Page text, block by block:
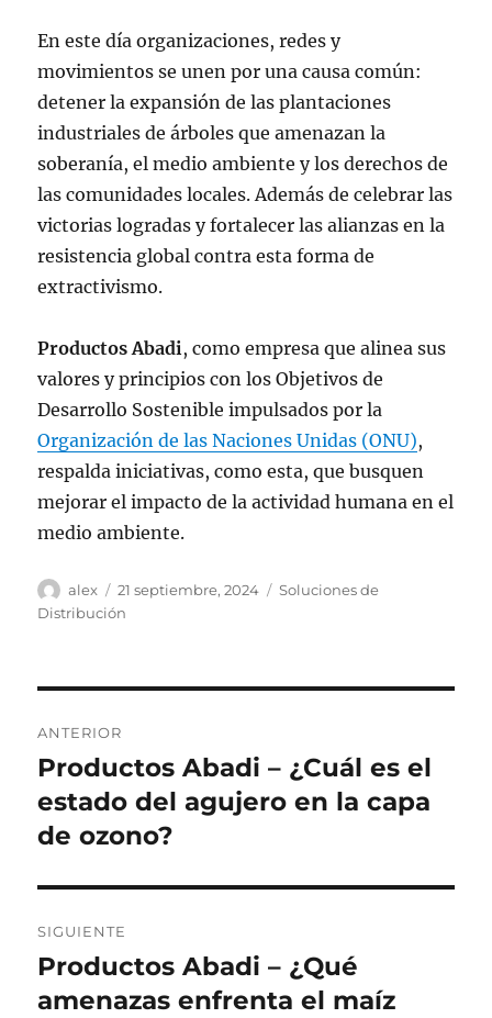
En este día organizaciones, redes y
movimientos se unen por una causa común:
detener la expansión de las plantaciones
industriales de árboles que amenazan la
soberanía, el medio ambiente y los derechos de
las comunidades locales. Además de celebrar las
victorias logradas y fortalecer las alianzas en la
resistencia global contra esta forma de
extractivismo.
Productos Abadi, como empresa que alinea sus
valores y principios con los Objetivos de
Desarrollo Sostenible impulsados por la
Organización de las Naciones Unidas (ONU),
respalda iniciativas, como esta, que busquen
mejorar el impacto de la actividad humana en el
medio ambiente.
Autor
alex
Publicado
el
21 septiembre, 2024 Categorías
Soluciones de
Distribución
de
entradas
ANTERIOR
Entrada
anterior:
Productos Abadi – ¿Cuál es el
estado del agujero en la capa
de ozono?
SIGUIENTE
Siguiente
entrada:
Productos Abadi – ¿Qué
amenazas enfrenta el maíz